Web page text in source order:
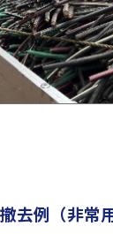
例（非常用